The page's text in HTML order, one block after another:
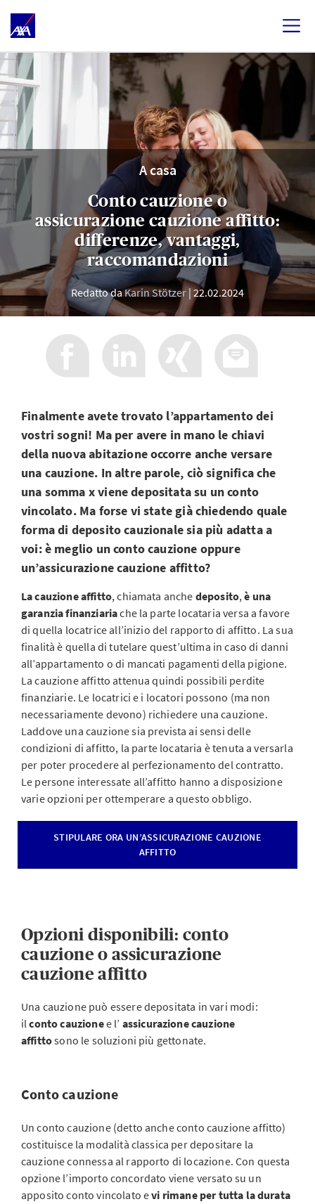
A casa
Conto cauzione o
assicurazione cauzione affitto:
differenze, vantaggi,
raccomandazioni
Redatto daKarin Stötzer 22.02.2024
Finalmente avete trovato l’appartamento dei
vostri sogni! Ma per avere in mano le chiavi
della nuova abitazione occorre anche versare
una cauzione. In altre parole, ciò significa che
una somma x viene depositata su un conto
vincolato. Ma forse vi state già chiedendo quale
forma di deposito cauzionale sia più adatta a
voi: è meglio un conto cauzione oppure
un’assicurazione cauzione affitto?
La cauzione affitto, chiamata anche deposito,è una
garanzia finanziariache la parte locataria versa a favore
di quella locatrice all’inizio del rapporto di affitto. La sua
finalità è quella di tutelare quest’ultima in caso di danni
all’appartamento o di mancati pagamenti della pigione.
La cauzione affitto attenua quindi possibili perdite
finanziarie. Le locatrici e i locatori possono (ma non
necessariamente devono) richiedere una cauzione.
Laddove una cauzione sia prevista ai sensi delle
condizioni di affitto, la parte locataria è tenuta a versarla
per poter procedere al perfezionamento del contratto.
Le persone interessate all’affitto hanno a disposizione
varie opzioni per ottemperare a questo obbligo.
STIPULARE ORA UN’ASSICURAZIONE CAUZIONE
AFFITTO
Opzioni disponibili: conto
cauzione o assicurazione
cauzione affitto
Una cauzione può essere depositata in vari modi:
ilconto cauzionee l’ assicurazione cauzione
affittosono le soluzioni più gettonate.
Conto cauzione
Un conto cauzione (detto anche conto cauzione affitto)
costituisce la modalità classica per depositare la
cauzione connessa al rapporto di locazione. Con questa
opzione l’importo concordato viene versato su un
apposito conto vincolato evi rimane per tutta la durata